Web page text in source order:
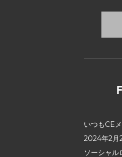
いつもCE
2024年2月
ソーシャ